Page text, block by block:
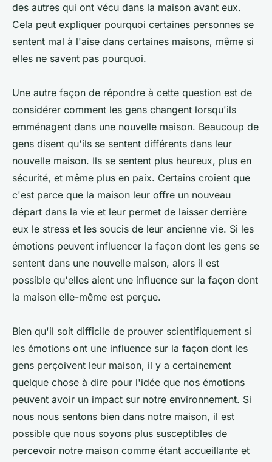
des autres qui ont vécu dans la maison avant eux.
Cela peut expliquer pourquoi certaines personnes se
sentent mal à l'aise dans certaines maisons, même si
elles ne savent pas pourquoi.
Une autre façon de répondre à cette question est de
considérer comment les gens changent lorsqu'ils
emménagent dans une nouvelle maison. Beaucoup de
gens disent qu'ils se sentent différents dans leur
nouvelle maison. Ils se sentent plus heureux, plus en
sécurité, et même plus en paix. Certains croient que
c'est parce que la maison leur offre un nouveau
départ dans la vie et leur permet de laisser derrière
eux le stress et les soucis de leur ancienne vie. Si les
émotions peuvent influencer la façon dont les gens se
sentent dans une nouvelle maison, alors il est
possible qu'elles aient une influence sur la façon dont
la maison elle-même est perçue.
Bien qu'il soit difficile de prouver scientifiquement si
les émotions ont une influence sur la façon dont les
gens perçoivent leur maison, il y a certainement
quelque chose à dire pour l'idée que nos émotions
peuvent avoir un impact sur notre environnement. Si
nous nous sentons bien dans notre maison, il est
possible que nous soyons plus susceptibles de
percevoir notre maison comme étant accueillante et